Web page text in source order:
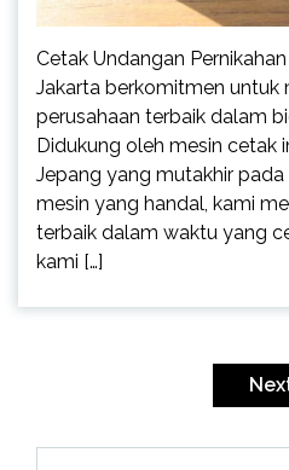
Cetak Undangan
Jakarta berkomitmen untuk
perusahaan terbaik dalam
Didukung oleh mesin cetak
Jepang yang mutakhir
mesin yang handal, kami
terbaik dalam waktu yang
kami […]